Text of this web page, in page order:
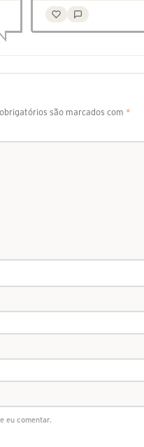
são marcados com *
eu comentar.